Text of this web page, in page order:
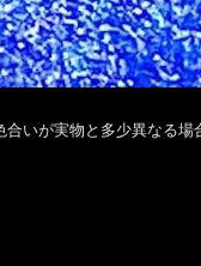
いが実物と多少異なる場